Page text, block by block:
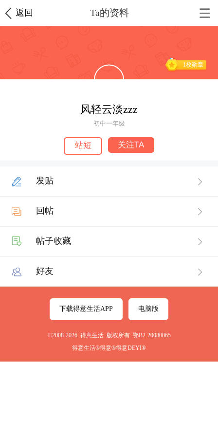
返回 Ta的资料
1枚勋章
风轻云淡zzz
初中一年级
站短 关注TA
发贴
回帖
帖子收藏
好友
下载得意生活APP 电脑版
©2008-2026 得意生活 版权所有 鄂B2-20080065
得意生活®得意®得意DEYI®